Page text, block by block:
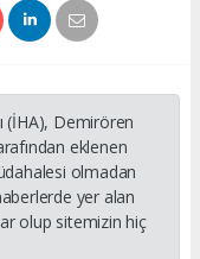
(İHA), Demirören
eklenen
olmadan
yer alan
olup sitemizin hiç